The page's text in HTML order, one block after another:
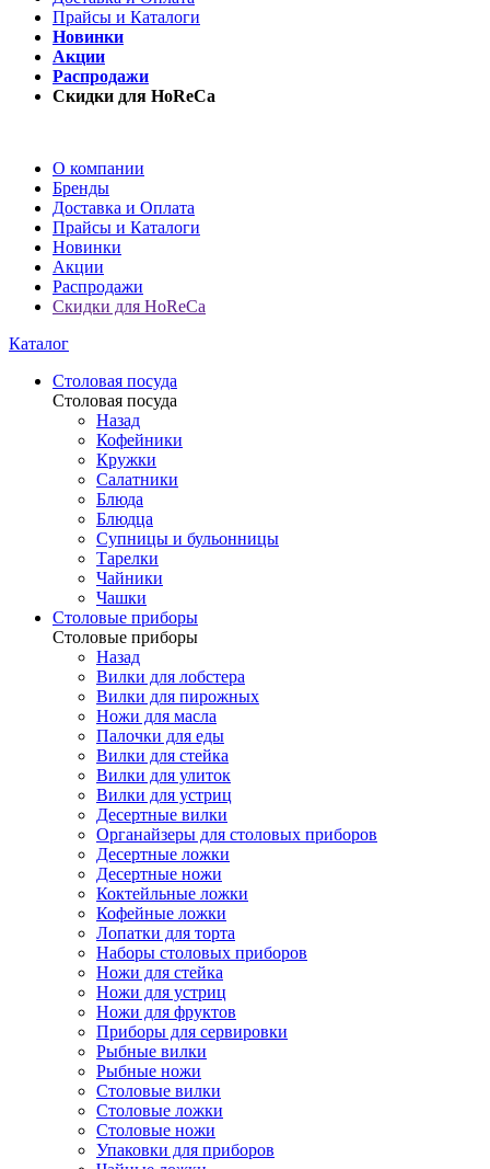
Прайсы и Каталоги
Новинки
Акции
Распродажи
Скидки для HoReCa
О компании
Бренды
Доставка и Оплата
Прайсы и Каталоги
Новинки
Акции
Распродажи
Скидки для HoReCa
Каталог
Столовая посуда
Столовая посуда
Назад
Кофейники
Кружки
Салатники
Блюда
Блюдца
Супницы и бульонницы
Тарелки
Чайники
Чашки
Cтоловые приборы
Cтоловые приборы
Назад
Вилки для лобстера
Вилки для пирожных
Ножи для масла
Палочки для еды
Вилки для стейка
Вилки для улиток
Вилки для устриц
Десертные вилки
Органайзеры для столовых приборов
Десертные ложки
Десертные ножи
Коктейльные ложки
Кофейные ложки
Лопатки для торта
Наборы столовых приборов
Ножи для стейка
Ножи для устриц
Ножи для фруктов
Приборы для сервировки
Рыбные вилки
Рыбные ножи
Столовые вилки
Столовые ложки
Столовые ножи
Упаковки для приборов